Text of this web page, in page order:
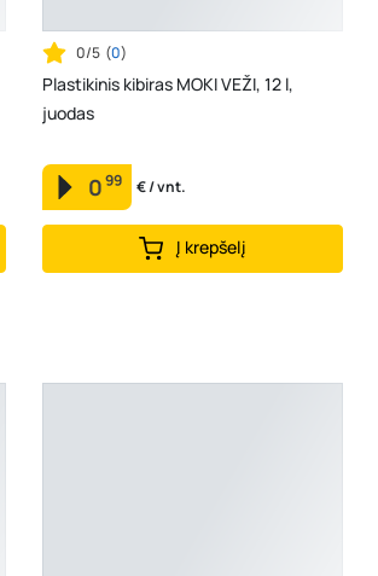
0/5 (0)
Plastikinis kibiras MOKI VEŽI, 12 l,
juodas
099 € / vnt.
Į krepšelį